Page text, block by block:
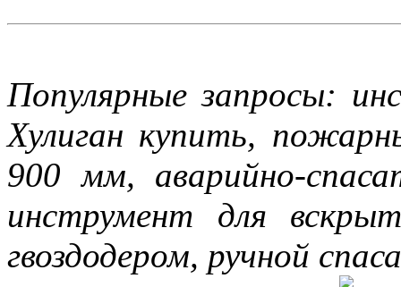
Популярные запросы:
Хулиган купить,
900 мм, аварийно-
инструмент для
гвоздодером, ручной